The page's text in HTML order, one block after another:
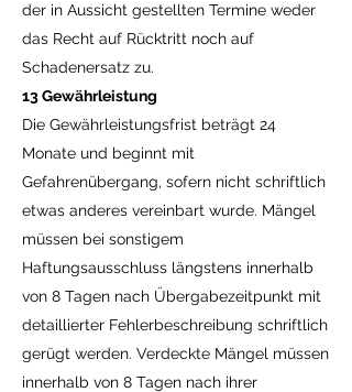
der in Aussicht gestellten Termine weder
das Recht auf Rücktritt noch auf
Schadenersatz zu.
13 Gewährleistung
Die Gewährleistungsfrist beträgt 24
Monate und beginnt mit
Gefahrenübergang, sofern nicht schriftlich
etwas anderes vereinbart wurde. Mängel
müssen bei sonstigem
Haftungsausschluss längstens innerhalb
von 8 Tagen nach Übergabezeitpunkt mit
detaillierter Fehlerbeschreibung schriftlich
gerügt werden. Verdeckte Mängel müssen
innerhalb von 8 Tagen nach ihrer